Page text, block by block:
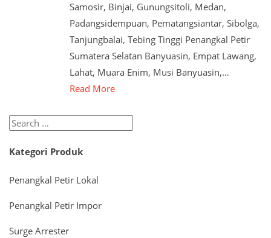
Samosir, Binjai, Gunungsitoli, Medan,
Padangsidempuan, Pematangsiantar, Sibolga,
Tanjungbalai, Tebing Tinggi Penangkal Petir
Sumatera Selatan Banyuasin, Empat Lawang,
Lahat, Muara Enim, Musi Banyuasin,…
Read More
Search
Kategori Produk
Penangkal Petir Lokal
Penangkal Petir Impor
Surge Arrester